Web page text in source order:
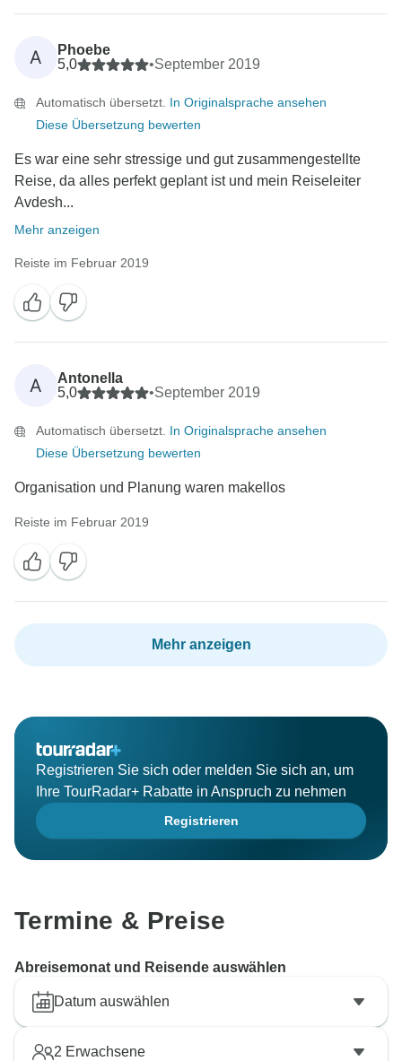
A
Phoebe
5,0
•September 2019
Automatisch übersetzt. In Originalsprache ansehen
Diese Übersetzung bewerten
Es war eine sehr stressige und gut zusammengestellte
Reise, da alles perfekt geplant ist und mein Reiseleiter
Avdesh...
Mehr anzeigen
Reiste im Februar 2019
A
Antonella
5,0
•September 2019
Automatisch übersetzt. In Originalsprache ansehen
Diese Übersetzung bewerten
Organisation und Planung waren makellos
Reiste im Februar 2019
Mehr anzeigen
Registrieren Sie sich oder melden Sie sich an, um
Ihre TourRadar+ Rabatte in Anspruch zu nehmen
Registrieren
Termine & Preise
Abreisemonat und Reisende auswählen
Datum auswählen
2 Erwachsene